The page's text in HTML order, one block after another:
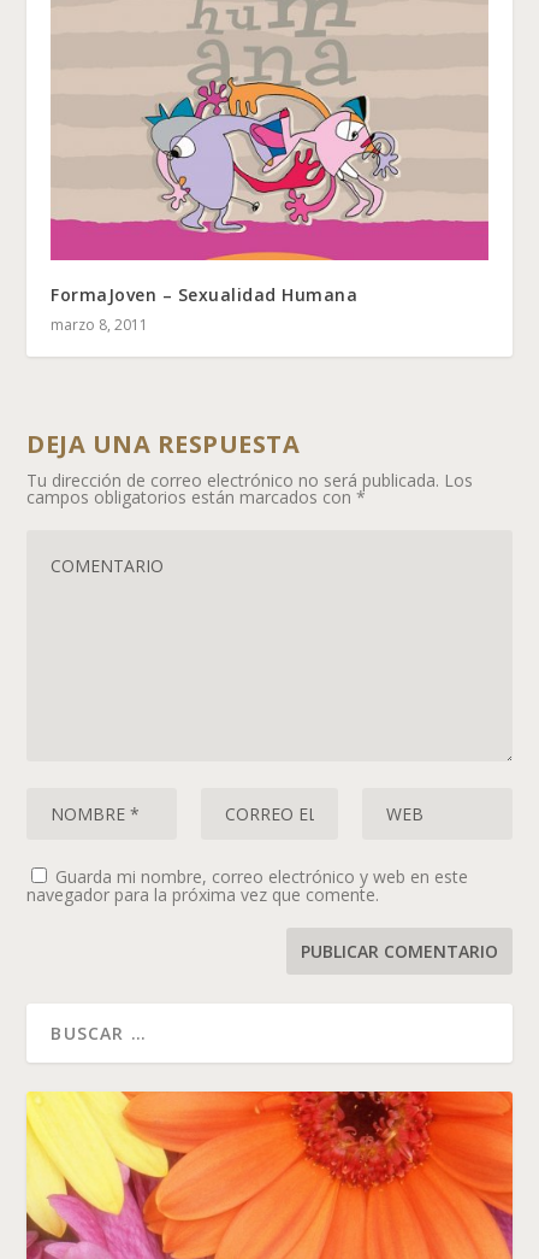
FormaJoven – Sexualidad Humana
marzo 8, 2011
DEJA UNA RESPUESTA
Tu dirección de correo electrónico no será publicada. Los
campos obligatorios están marcados con*
Guarda mi nombre, correo electrónico y web en este
navegador para la próxima vez que comente.